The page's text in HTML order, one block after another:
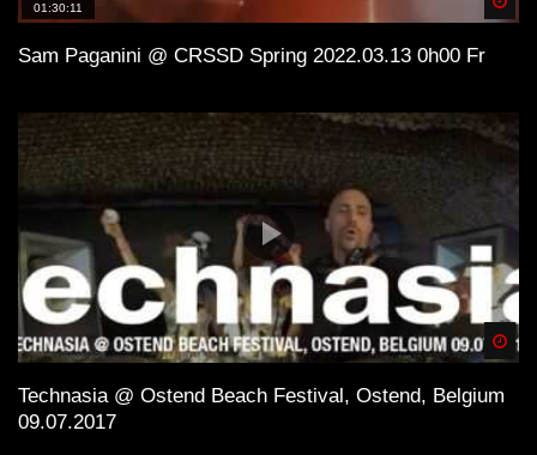
01:30:11
Sam Paganini @ CRSSD Spring 2022.03.13 0h00 Fr
Technasia @ Ostend Beach Festival, Ostend, Belgium
09.07.2017